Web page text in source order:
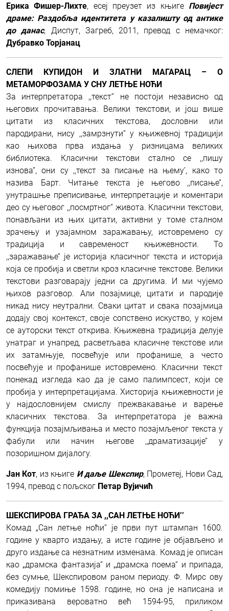
Ерика Фишер-Лихте, есеј преузет из књиге Повијест
драме: Раздобља идентитета у казалишту од антике
до данас, Диспут, Загреб, 2011, превод с немачког:
Дубравко Торјанац
СЛЕПИ КУПИДОН И ЗЛАТНИ МАГАРАЦ – О
МЕТАМОРФОЗАМА У СНУ ЛЕТЊЕ НОЋИ
За интерпретатора ,,текст’’ не постоји независно од
његових прочитавања. Велики текстови, и још више
цитати из класичних текстова, дословни или
пародирани, нису ,,замрзнути’’ у књижевној традицији
као њихова прва издања у ризницама великих
библиотека. Класични текстови стално се ,,пишу
изнова’’, они су ,,текст за писање на њему’, како то
назива Барт. Читање текста је његово ,,писање’’,
унутрашње преписивање, интерпретације и коментари
део су његовог ,,посмртног’’ живота. Класични текстови,
понављани из њих цитати, активни у томе сталном
зрачењу и узајамном заражавању, истовремено су
традиција и савременост књижевности. То
,,заражавање’’ је историја класичног текста и историја
која се пробија и светли кроз класичне текстове. Велики
текстови разговарају једни са другима. И ми чујемо
њихов разговор. Али позајмице, цитати и пародије
никад нису неутрални. Сваки цитат и свака позајмица
додају свој контекст, своје сопствено искуство, у којем
се ауторски текст открива. Књижевна традиција делује
унатраг и унапред, расветљава класичне текстове или
их затамњује, посвећује или профанише, а често
посвећује и профанише истовремено. Класични текст
понекад изгледа као да је само палимпсест, који се
пробија у интерпретацијама. Хисторија књижевности је
у најдословнијем смислу прежвакавање и варење
класичних текстова. За интерпретатора је важна
функција позајмљивања и место позајмљеног текста у
фабули или начин његове ,,драматизације’’ у
позоришном дијалогу.
Јан Кот, из књиге И даље Шекспир, Прометеј, Нови Сад,
1994, превод с пољског Петар Вујичић
ШЕКСПИРОВА ГРАЂА ЗА ,,САН ЛЕТЊЕ НОЋИ’’
Комад „Сан летње ноћи“ је први пут штампан 1600.
године у кварто издању, а исте године је објављено и
друго издање са незнатним изменама. Комад је описан
као „драмска фантазија“ и „драмска поема“ и припада,
без сумње, Шекспировом раном периоду. Ф. Мирс ову
комедију помиње 1598. године, но она је написана и
приказивана вероватно већ 1594-95, приликом